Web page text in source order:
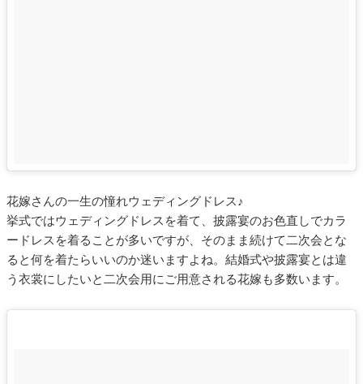
花嫁さんの一生の憧れウェディングドレス♪
挙式ではウェディングドレスを着て、披露宴のお色直しでカラ
ードレスを着ることが多いですが、そのまま続けて二次会とな
ると何を着たらいいのか迷いますよね。結婚式や披露宴とは違
う衣裳にしたいと二次会用にご用意される花嫁も多数います。